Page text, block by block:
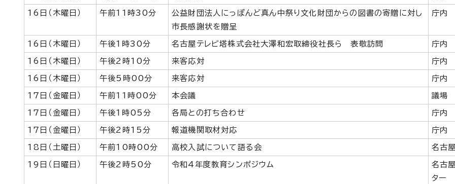
16日（木曜日） 午前11時30分
公益財団法人にっぽんど真ん中祭り文化財団からの図書の寄贈に対し
市長感謝状を贈呈
庁内
16日（木曜日） 午後1時30分 名古屋テレビ塔株式会社大澤和宏取締役社長ら 表敬訪問 庁内
16日（木曜日） 午後2時10分 来客応対 庁内
16日（木曜日） 午後5時00分 来客応対 庁内
17日（金曜日） 午前11時00分 本会議 議場
17日（金曜日） 午後1時05分 各局との打ち合わせ 庁内
17日（金曜日） 午後2時15分 報道機関取材対応 庁内
18日（土曜日） 午前10時00分 高校入試について語る会 名古
19日（日曜日） 午後2時50分 令和4年度教育シンポジウム
名古
ター